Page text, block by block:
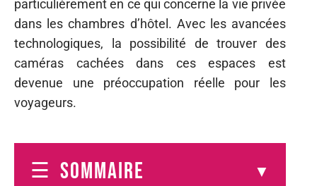
particulièrement en ce qui concerne la vie privée
dans les chambres d’hôtel. Avec les avancées
technologiques, la possibilité de trouver des
caméras cachées dans ces espaces est
devenue une préoccupation réelle pour les
voyageurs.
SOMMAIRE